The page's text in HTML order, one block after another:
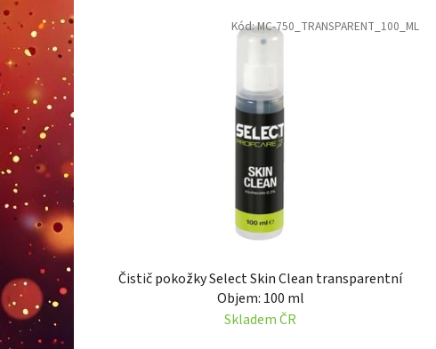
Čistič pokožky Select Skin Clean transparentní
Objem: 100 ml
Skladem ČR
Kód:MC-750_TRANSPARENT_100_ML